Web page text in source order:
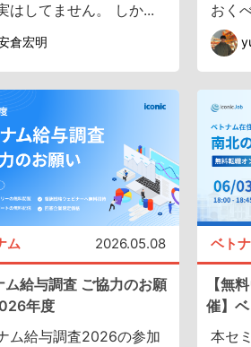
はしてません。 しか...
倉宏明
おく
ム 2026.05.08
ム給与調査 ご協力のお願
年度
ム給与調査2026の参加
ベト
【無
催】
本セ